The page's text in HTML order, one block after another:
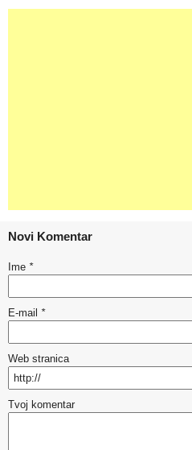
Novi Komentar
Ime *
E-mail *
Web stranica
Tvoj komentar